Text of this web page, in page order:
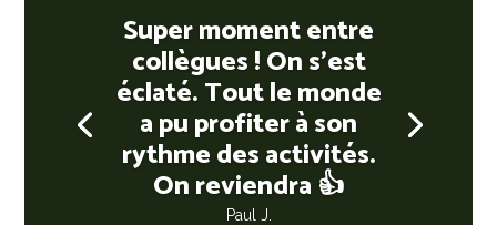
Super moment entre
collègues ! On s’est
éclaté. Tout le monde
a pu profiter à son
rythme des activités.
On reviendra 👍
Paul J.